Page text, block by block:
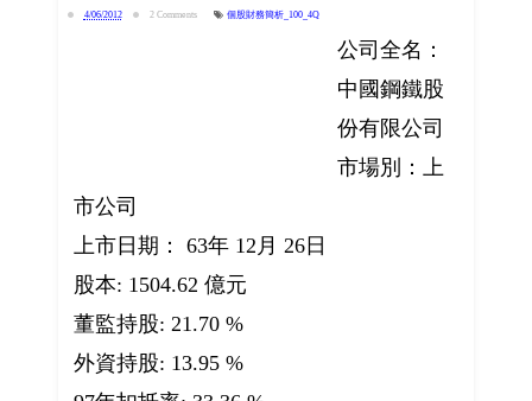
4/06/2012 2 Comments 個股財務簡析_100_4Q
公司全名：
中國鋼鐵股
份有限公司
市場別：上
市公司
上市日期： 63年 12月 26日
股本: 1504.62 億元
董監持股: 21.70 %
外資持股: 13.95 %